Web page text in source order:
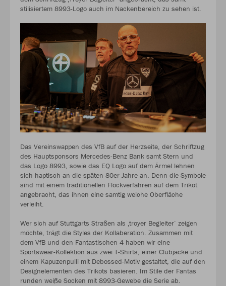
stilisiertem 8993-Logo auch im Nackenbereich zu sehen ist.
Das Vereinswappen des VfB auf der Herzseite, der Schriftzug
des Hauptsponsors Mercedes-Benz Bank samt Stern und
das Logo 8993, sowie das EQ Logo auf dem Ärmel lehnen
sich haptisch an die späten 80er Jahre an. Denn die Symbole
sind mit einem traditionellen Flockverfahren auf dem Trikot
angebracht, das ihnen eine samtig weiche Oberfläche
verleiht.
Wer sich auf Stuttgarts Straßen als ‚troyer Begleiter‘ zeigen
möchte, trägt die Styles der Kollaberation. Zusammen mit
dem VfB und den Fantastischen 4 haben wir eine
Sportswear-Kollektion aus zwei T-Shirts, einer Clubjacke und
einem Kapuzenpulli mit Debossed-Motiv gestaltet, die auf den
Designelementen des Trikots basieren. Im Stile der Fantas
runden weiße Socken mit 8993-Gewebe die Serie ab.